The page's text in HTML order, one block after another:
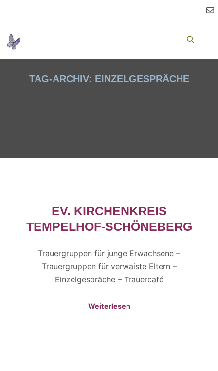
TAG-ARCHIV: EINZELGESPRÄCHE
EV. KIRCHENKREIS
TEMPELHOF-SCHÖNEBERG
Trauergruppen für junge Erwachsene –
Trauergruppen für verwaiste Eltern –
Einzelgespräche – Trauercafé
Weiterlesen